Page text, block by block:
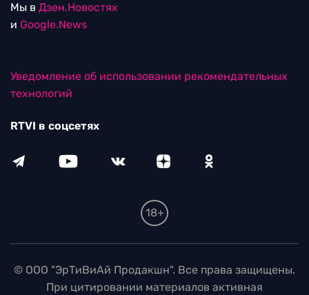
Мы в Дзен.Новостях
и Google.News
Уведомление об использовании рекомендательных
технологий
RTVI в соцсетях
18+
© ООО "ЭрТиВиАй Продакшн". Все права защищены.
При цитировании материалов активная